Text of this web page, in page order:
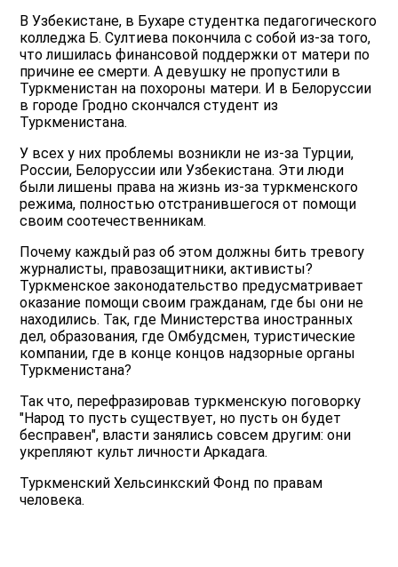
В Узбекистане, в Бухаре студентка педагогического
колледжа Б. Султиева покончила с собой из-за того,
что лишилась финансовой поддержки от матери по
причине ее смерти. А девушку не пропустили в
Туркменистан на похороны матери. И в Белоруссии
в городе Гродно скончался студент из
Туркменистана.
У всех у них проблемы возникли не из-за Турции,
России, Белоруссии или Узбекистана. Эти люди
были лишены права на жизнь из-за туркменского
режима, полностью отстранившегося от помощи
своим соотечественникам.
Почему каждый раз об этом должны бить тревогу
журналисты, правозащитники, активисты?
Туркменское законодательство предусматривает
оказание помощи своим гражданам, где бы они не
находились. Так, где Министерства иностранных
дел, образования, где Омбудсмен, туристические
компании, где в конце концов надзорные органы
Туркменистана?
Так что, перефразировав туркменскую поговорку
"Народ то пусть существует, но пусть он будет
бесправен", власти занялись совсем другим: они
укрепляют культ личности Аркадага.
Туркменский Хельсинкский Фонд по правам
человека.